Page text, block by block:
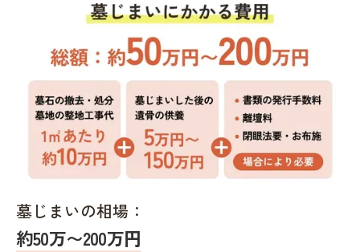
墓じまいの相場：
約50万〜200万円